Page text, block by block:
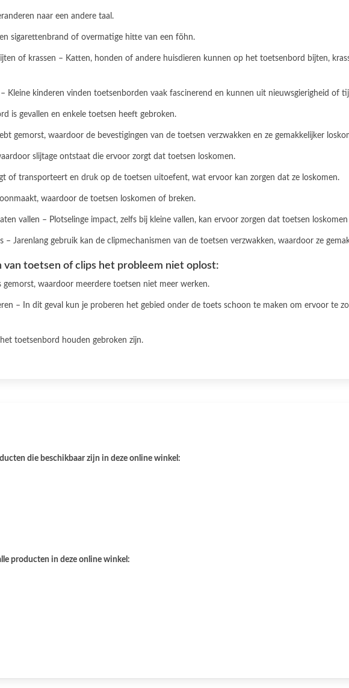
naar een andere taal.
sigarettenbrand of overmatige hitte van een föhn.
of krassen – Katten, honden of andere huisdieren kunnen op het toetsenbord bijten,
Kleine kinderen vinden toetsenborden vaak fascinerend en kunnen uit nieuwsgierigheid of
is gevallen en enkele toetsen heeft gebroken.
gemorst, waardoor de bevestigingen van de toetsen verzwakken en ze gemakkelijker
slijtage ontstaat die ervoor zorgt dat toetsen loskomen.
of transporteert en druk op de toetsen uitoefent, wat ervoor kan zorgen dat ze loskomen.
waardoor de toetsen loskomen of breken.
vallen – Plotselinge impact, zelfs bij kleine vallen, kan ervoor zorgen dat toetsen
– Jarenlang gebruik kan de clipmechanismen van de toetsen verzwakken, waardoor ze
van toetsen of clips het probleem niet oplost:
waardoor meerdere toetsen niet meer werken.
– In dit geval kun je proberen het gebied onder de toets schoon te maken om ervoor te
toetsenbord houden gebroken zijn.
die beschikbaar zijn in deze online winkel:
producten in deze online winkel: